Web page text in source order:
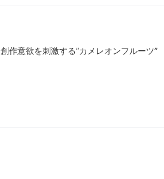
創作意欲を刺激する”カメレオンフルーツ”